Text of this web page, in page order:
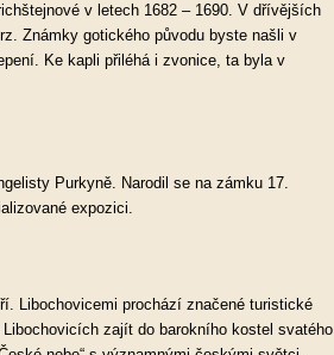
v letech 1682 – 1690. V dřívějších
Známky gotického původu byste našli v
Ke kapli přiléhá i zvonice, ta byla v
Purkyně. Narodil se na zámku 17.
expozici.
Libochovicemi prochází značené turistické
zajít do barokního kostel svatého